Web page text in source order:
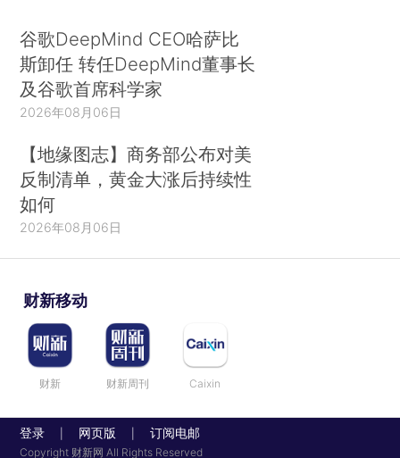
谷歌DeepMind CEO哈萨比
斯卸任 转任DeepMind董事长
及谷歌首席科学家
2026年08月06日
【地缘图志】商务部公布对美
反制清单，黄金大涨后持续性
如何
2026年08月06日
财新移动
财新 财新周刊 Caixin
登录 网页版 订阅电邮
Copyright 财新网 All Rights Reserved